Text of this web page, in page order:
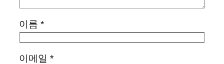
이름 *
이메일 *